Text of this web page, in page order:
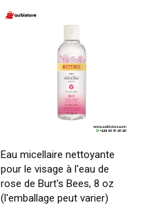
Eau micellaire nettoyante
pour le visage à l'eau de
rose de Burt's Bees, 8 oz
(l'emballage peut varier)